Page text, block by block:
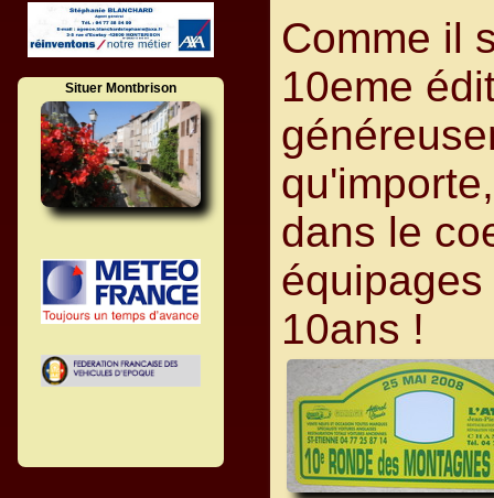
Comme il
10eme
dans le
10ans !
Situer Montbrison